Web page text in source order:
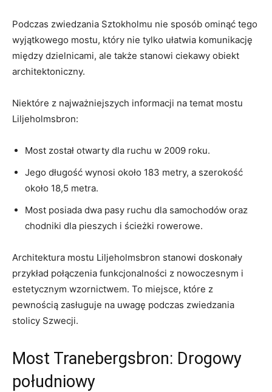
Podczas zwiedzania Sztokholmu nie sposób ominąć tego
⁣wyjątkowego mostu, który nie tylko ułatwia komunikację
między dzielnicami, ale także ​stanowi ciekawy obiekt
⁢architektoniczny.
Niektóre z najważniejszych informacji⁢ na ‌temat mostu
Liljeholmsbron:
Most ‌został otwarty dla ruchu w 2009 roku.
Jego długość wynosi​ około 183 metry, a szerokość
około ⁢18,5 metra.
Most posiada dwa pasy ruchu dla samochodów oraz
chodniki dla ⁢pieszych i ścieżki rowerowe.
Architektura mostu Liljeholmsbron⁢ stanowi ⁤doskonały
przykład połączenia funkcjonalności z nowoczesnym i
estetycznym wzornictwem. To miejsce, które z
pewnością zasługuje na uwagę podczas zwiedzania
stolicy Szwecji.
Most Tranebergsbron:⁣ Drogowy ​
południowy